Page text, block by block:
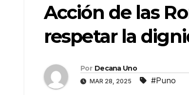
Acción de las
respetar la
Por Decana Uno
MAR 28, 2025 #Puno